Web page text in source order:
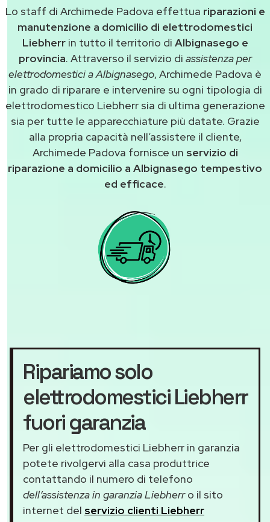
Lo staff di Archimede Padova effettua riparazioni e
manutenzione a domicilio di elettrodomestici
Liebherrin tutto il territorio di Albignasego e
provincia. Attraverso il servizio di assistenza per
elettrodomestici a Albignasego, Archimede Padova è
in grado di riparare e intervenire su ogni tipologia di
elettrodomestico Liebherr sia di ultima generazione
sia per tutte le apparecchiature più datate. Grazie
alla propria capacità nell’assistere il cliente,
Archimede Padova fornisce un servizio di
riparazione a domicilio a Albignasego tempestivo
ed efficace.
Ripariamo solo
elettrodomestici Liebherr
fuori garanzia
Per gli elettrodomestici Liebherr in garanzia
potete rivolgervi alla casa produttrice
contattando il numero di telefono
dell’assistenza in garanzia Liebherro il sito
internet del servizio clienti Liebherr